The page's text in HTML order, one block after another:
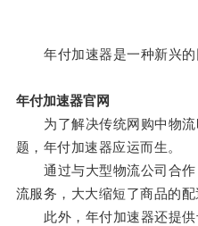
年付加速器是一种新兴的
年付加速器官网
为了解决传统网购中物流
题，年付加速器应运而生。
通过与大型物流公司合作
流服务，大大缩短了商品的配
此外，年付加速器还提供